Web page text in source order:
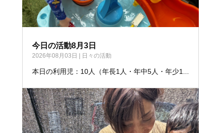
今日の活動8月3日
2026年08月03日 | 日々の活動
本日の利用児：10人（年長1人・年中5人・年少1...